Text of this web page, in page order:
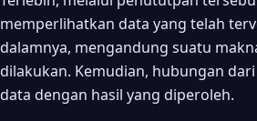
memperlihatkan data yang telah
dalamnya, mengandung suatu
dilakukan. Kemudian, hubungan
data dengan hasil yang diperoleh.